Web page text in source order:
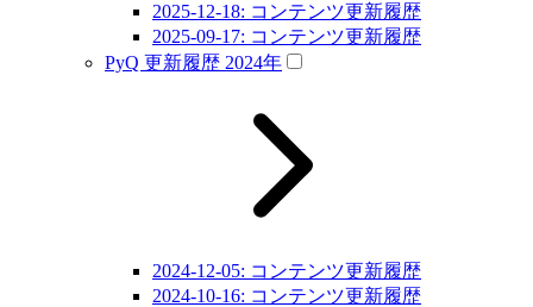
2025-12-18: コンテンツ更新履歴
2025-09-17: コンテンツ更新履歴
PyQ 更新履歴 2024年
2024-12-05: コンテンツ更新履歴
2024-10-16: コンテンツ更新履歴